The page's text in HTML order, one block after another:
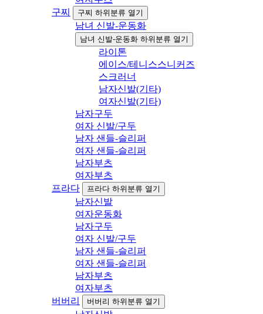
구찌
구찌 하위분류 열기
남녀 신발-운동화
남녀 신발-운동화 하위분류 열기
라이톤
에이스/테니스스니커즈
스크러너
남자신발(기타)
여자신발(기타)
남자구두
여자 신발/구두
남자 샌들-슬리퍼
여자 샌들-슬리퍼
남자부츠
여자부츠
프라다
프라다 하위분류 열기
남자신발
여자운동화
남자구두
여자 신발/구두
남자 샌들-슬리퍼
여자 샌들-슬리퍼
남자부츠
여자부츠
버버리
버버리 하위분류 열기